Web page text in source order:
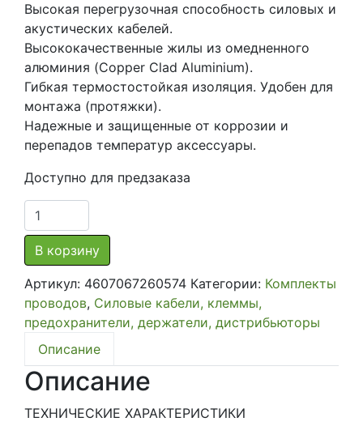
Высокая перегрузочная способность силовых и
акустических кабелей.
Высококачественные жилы из омедненного
алюминия (Copper Clad Aluminium).
Гибкая термостостойкая изоляция. Удобен для
монтажа (протяжки).
Надежные и защищенные от коррозии и
перепадов температур аксессуары.
Доступно для предзаказа
Количество
товара
Комплект
кабелей
Урал
Молот
К2-
МТ4
В корзину
Артикул: 4607067260574 Категории: Комплекты
проводов, Силовые кабели, клеммы,
предохранители, держатели, дистрибьюторы
Описание
Описание
ТЕХНИЧЕСКИЕ ХАРАКТЕРИСТИКИ